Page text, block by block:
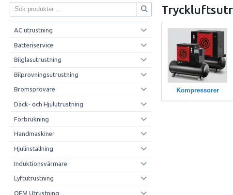
AC utrustning
Batteriservice
Bilglasutrustning
Bilprovningsutrustning
Bromsprovare
Däck- och Hjulutrustning
Förbrukning
Handmaskiner
Hjulinställning
Induktionsvärmare
Lyftutrustning
OEM Utrustning
Kompressorer